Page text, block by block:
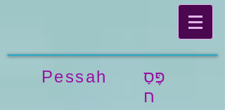
Pessah
פֶּסַ
ח